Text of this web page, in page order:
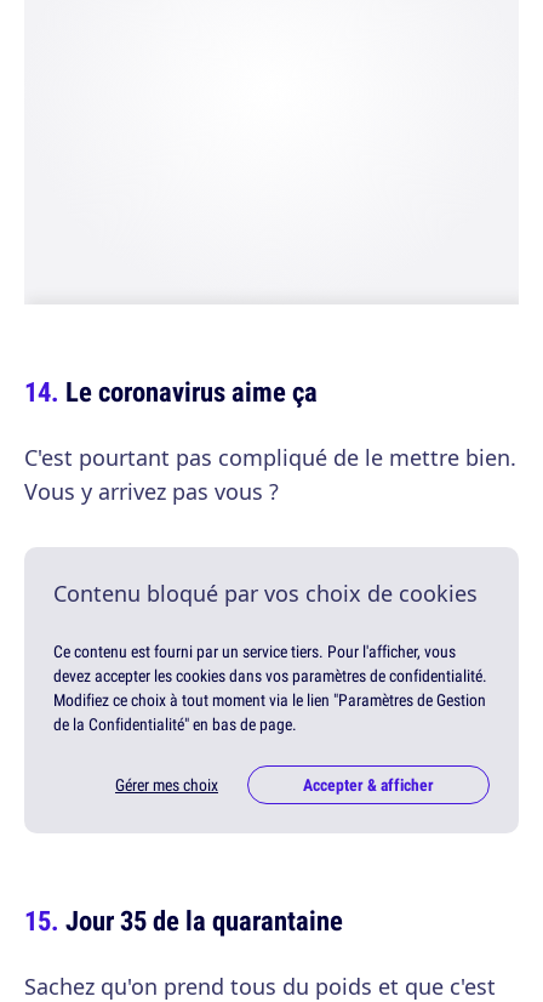
Le coronavirus aime ça
C'est pourtant pas compliqué de le mettre bien.
Vous y arrivez pas vous ?
Contenu bloqué par vos choix de cookies
Ce contenu est fourni par un service tiers. Pour l'afficher, vous
devez accepter les cookies dans vos paramètres de confidentialité.
Modifiez ce choix à tout moment via le lien "Paramètres de Gestion
de la Confidentialité" en bas de page.
Gérer mes choix Accepter & afficher
Jour 35 de la quarantaine
Sachez qu'on prend tous du poids et que c'est